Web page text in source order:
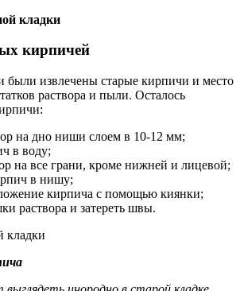
кирпичей
были извлечены старые кирпичи и место
раствора и пыли. Осталось
на дно ниши слоем в 10-12 мм;
в воду;
на все грани, кроме нижней и лицевой;
в нишу;
кирпича с помощью киянки;
раствора и затереть швы.